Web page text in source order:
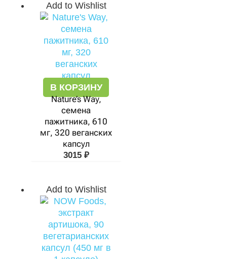
Add to Wishlist
В КОРЗИНУ
Nature’s Way,
семена
пажитника, 610
мг, 320 веганских
капсул
3015 ₽
Add to Wishlist